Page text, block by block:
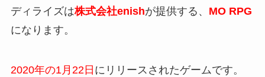
ディライズは株式会社enishが提供する、 MO RPG
になります。
2020年の1月22日 にリリースされたゲームです。